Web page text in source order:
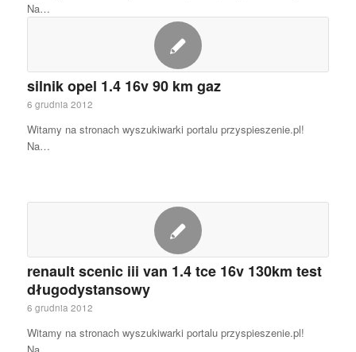
Na…
silnik opel 1.4 16v 90 km gaz
6 grudnia 2012
Witamy na stronach wyszukiwarki portalu przyspieszenie.pl!
Na…
renault scenic iii van 1.4 tce 16v 130km test
długodystansowy
6 grudnia 2012
Witamy na stronach wyszukiwarki portalu przyspieszenie.pl!